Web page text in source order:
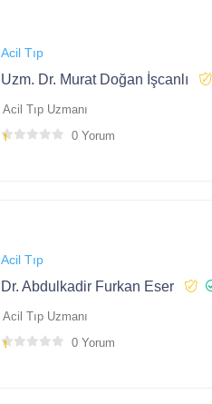
Acil Tıp
Uzm. Dr. Murat Doğan İşcanlı
Acil Tıp Uzmanı
0 Yorum
Acil Tıp
Dr. Abdulkadir Furkan Eser
Acil Tıp Uzmanı
0 Yorum